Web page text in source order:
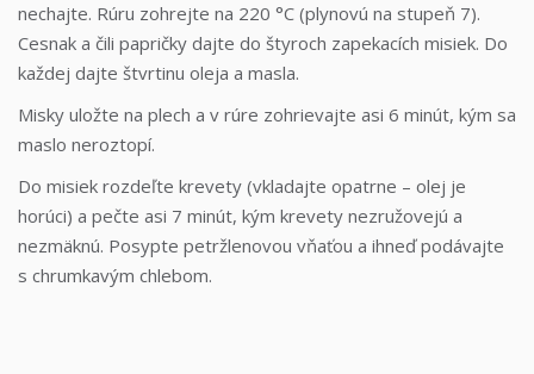
nechajte. Rúru zohrejte na 220 °C (plynovú na stupeň 7).
Cesnak a čili papričky dajte do štyroch zapekacích misiek. Do
každej dajte štvrtinu oleja a masla.
Misky uložte na plech a v rúre zohrievajte asi 6 minút, kým sa
maslo neroztopí.
Do misiek rozdeľte krevety (vkladajte opatrne – olej je
horúci) a pečte asi 7 minút, kým krevety nezružovejú a
nezmäknú. Posypte petržlenovou vňaťou a ihneď podávajte
s chrumkavým chlebom.